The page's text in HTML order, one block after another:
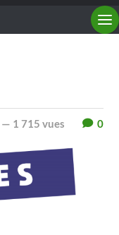
— 1 715 vues 0